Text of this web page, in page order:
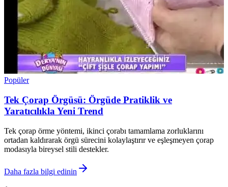
Popüler
Tek Çorap Örgüsü: Örgüde Pratiklik ve
Yaratıcılıkla Yeni Trend
Tek çorap örme yöntemi, ikinci çorabı tamamlama zorluklarını
ortadan kaldırarak örgü sürecini kolaylaştırır ve eşleşmeyen çorap
modasıyla bireysel stili destekler.
Daha fazla bilgi edinin